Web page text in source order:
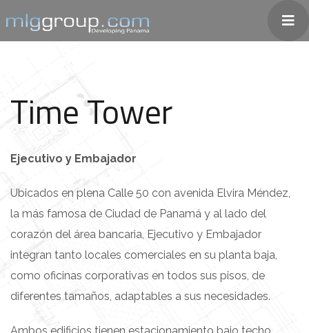
Time Tower
Ejecutivo y Embajador
Ubicados en plena Calle 50 con avenida Elvira Méndez,
la más famosa de Ciudad de Panamá y al lado del
corazón del área bancaria, Ejecutivo y Embajador
integran tanto locales comerciales en su planta baja,
como oficinas corporativas en todos sus pisos, de
diferentes tamaños, adaptables a sus necesidades.